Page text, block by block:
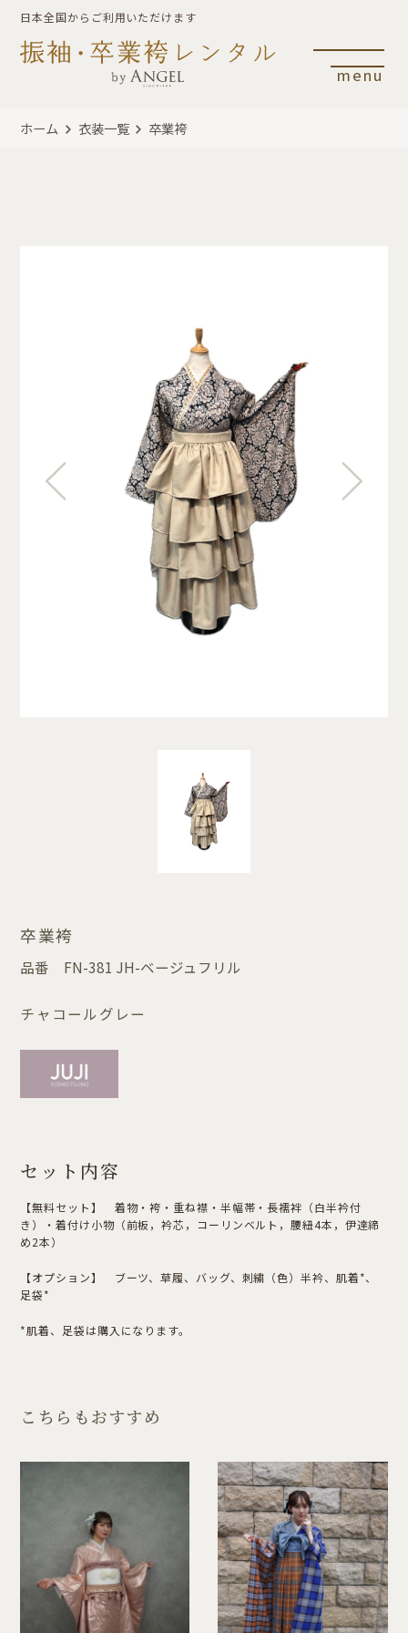
日本全国からご利用いただけます
menu
ホーム 衣装一覧 卒業袴
卒業袴
品番 FN-381 JH-ベージュフリル
チャコールグレー
セット内容
【無料セット】 着物・袴・重ね襟・半幅帯・長襦袢（白半衿付
き）・着付け小物（前板，衿芯，コーリンベルト，腰紐4本，伊達締
め2本）
【オプション】 ブーツ、草履、バッグ、刺繍（色）半衿、肌着*、
足袋*
*肌着、足袋は購入になります。
こちらもおすすめ